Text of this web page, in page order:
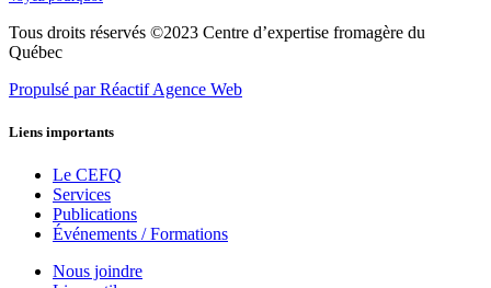
Tous droits réservés ©2023 Centre d’expertise fromagère du
Québec
Propulsé par Réactif Agence Web
Liens importants
Le CEFQ
Services
Publications
Événements / Formations
Nous joindre